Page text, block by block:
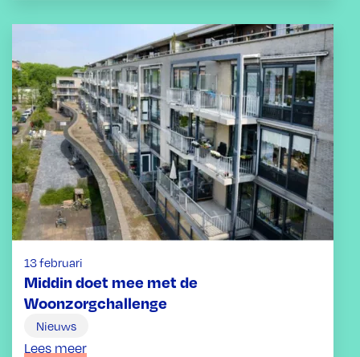
Middin doet mee met de
Woonzorgchallenge
13 februari
Nieuws
Lees meer